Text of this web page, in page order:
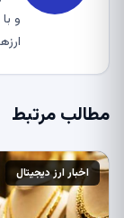
و
مطالب مرتبط
اخبار ارز دیجیتال